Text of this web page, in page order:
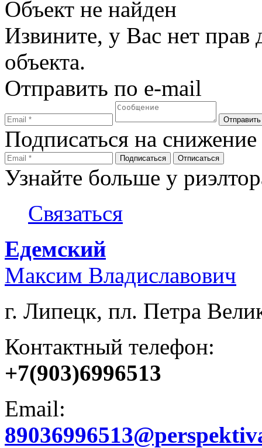
Объект не найден
Извините, у Вас нет прав
объекта.
Отправить по e-mail
Подписаться на
Узнайте больше у
Связаться
Едемский
Максим Владиславович
г. Липецк, пл. Петра
Контактный телефон:
+7(903)6996513
Email: